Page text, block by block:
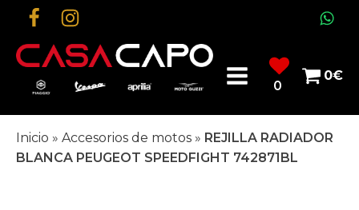
0
0€
Inicio » Accesorios de motos » REJILLA RADIADOR
BLANCA PEUGEOT SPEEDFIGHT 742871BL